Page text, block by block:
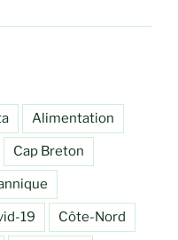
Alimentation
Cap Breton
19 Côte-Nord